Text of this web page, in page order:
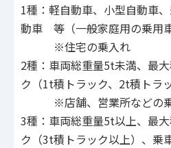
1種：軽自動車、小型自動車
動車 等（一般家庭用の乗用車
※住宅の乗入れ
2種：車両総重量5t未満、最
ク（1t積トラック、2t積トラッ
※店舗、営業所などの
3種：車両総重量5t以上、最
ク（3t積トラック以上）、乗